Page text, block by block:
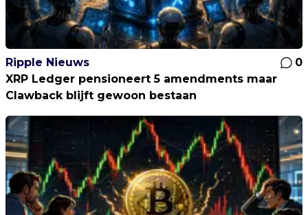
Ripple Nieuws
0
XRP Ledger pensioneert 5 amendments maar
Clawback blijft gewoon bestaan